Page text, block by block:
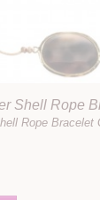
Shell Rope
Rope